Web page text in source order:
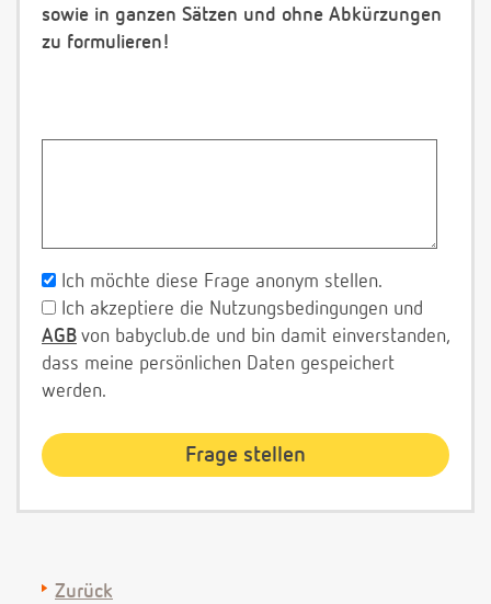
sowie in ganzen Sätzen und ohne Abkürzungen
zu formulieren!
Ich möchte diese Frage anonym stellen.
Ich akzeptiere die Nutzungsbedingungen und
AGB von babyclub.de und bin damit einverstanden,
dass meine persönlichen Daten gespeichert
werden.
Zurück